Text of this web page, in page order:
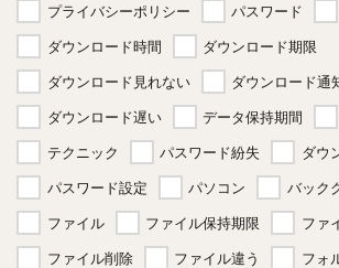
プライバシーポリシー
パスワード
ダウンロード時間
ダウンロード期限
ダウンロード見れない
ダウンロード通
ダウンロード遅い
データ保持期間
テクニック
パスワード紛失
ダウ
パスワード設定
パソコン
バック
ファイル
ファイル保持期限
ファ
ファイル削除
ファイル違う
フォ